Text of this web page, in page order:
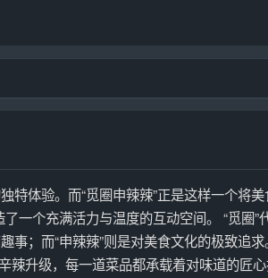
特体验。而“觅圈申辣辣”正是这样一个将
一个充满活力与温度的互动空间。 “觅圈”
；而“申辣辣”则是对美食文化的极致追求
升级，每一道菜品都承载着对味道的匠心